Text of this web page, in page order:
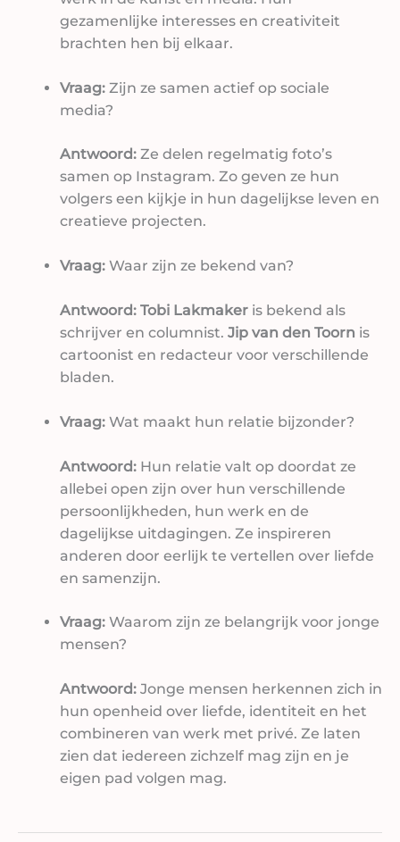
gezamenlijke interesses en creativiteit
brachten hen bij elkaar.
Vraag:Zijn ze samen actief op sociale
media?
Antwoord:Ze delen regelmatig foto’s
samen op Instagram. Zo geven ze hun
volgers een kijkje in hun dagelijkse leven en
creatieve projecten.
Vraag:Waar zijn ze bekend van?
Antwoord: Tobi Lakmakeris bekend als
schrijver en columnist. Jip van den Toorn is
cartoonist en redacteur voor verschillende
bladen.
Vraag:Wat maakt hun relatie bijzonder?
Antwoord:Hun relatie valt op doordat ze
allebei open zijn over hun verschillende
persoonlijkheden, hun werk en de
dagelijkse uitdagingen. Ze inspireren
anderen door eerlijk te vertellen over liefde
en samenzijn.
Vraag:Waarom zijn ze belangrijk voor jonge
mensen?
Antwoord:Jonge mensen herkennen zich in
hun openheid over liefde, identiteit en het
combineren van werk met privé. Ze laten
zien dat iedereen zichzelf mag zijn en je
eigen pad volgen mag.